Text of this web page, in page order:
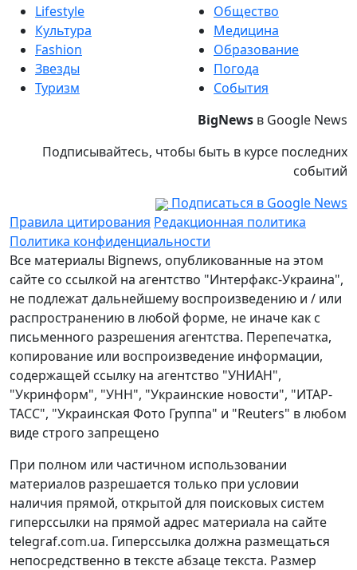
Lifestyle
Культура
Fashion
Звезды
Туризм
Общество
Медицина
Образование
Погода
События
BigNews в Google News
Подписывайтесь, чтобы быть в курсе последних
событий
Подписаться в Google News
Правила цитирования Редакционная политика
Политика конфиденциальности
Все материалы Bignews, опубликованные на этом
сайте со ссылкой на агентство "Интерфакс-Украина",
не подлежат дальнейшему воспроизведению и / или
распространению в любой форме, не иначе как с
письменного разрешения агентства. Перепечатка,
копирование или воспроизведение информации,
содержащей ссылку на агентство "УНИАН",
"Укринформ", "УНН", "Украинские новости", "ИТАР-
ТАСС", "Украинская Фото Группа" и "Reuters" в любом
виде строго запрещено
При полном или частичном использовании
материалов разрешается только при условии
наличия прямой, открытой для поисковых систем
гиперссылки на прямой адрес материала на сайте
telegraf.com.ua. Гиперссылка должна размещаться
непосредственно в тексте абзаце текста. Размер